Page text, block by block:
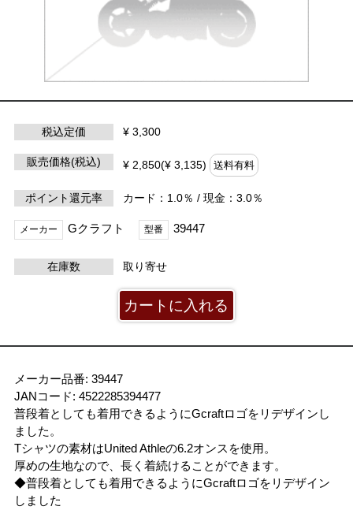
税込定価 ¥ 3,300
販売価格(税込) ¥ 2,850(¥ 3,135) 送料有料
ポイント還元率 カード：1.0％ / 現金：3.0％
メーカー Gクラフト 型番 39447
在庫数 取り寄せ
メーカー品番: 39447
JANコード: 4522285394477
普段着としても着用できるようにGcraftロゴをリデザインし
ました。
Tシャツの素材はUnited Athleの6.2オンスを使用。
厚めの生地なので、長く着続けることができます。
◆普段着としても着用できるようにGcraftロゴをリデザイン
しました